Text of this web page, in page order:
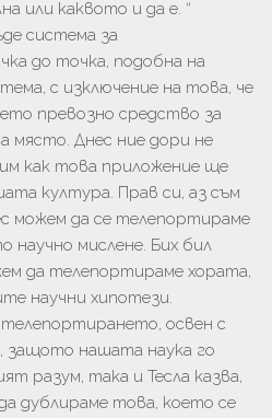
или каквото и да е. “
система за
до точка, подобна на
с изключение на това, че
превозно средство за
място. Днес ние дори не
как това приложение ще
култура. Прав си, аз съм
можем да се телепортираме
научно мислене. Бих бил
да телепортираме хората,
научни хипотези.
освен с
защото нашата наука го
разум, така и Тесла казва,
дублираме това, което се